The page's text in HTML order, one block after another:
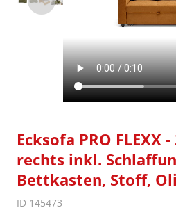
Ecksofa PRO FLEXX
rechts inkl.
Bettkasten, Stoff,
ID 145473